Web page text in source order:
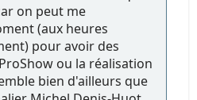
on peut me
(aux heures
pour avoir des
ou la réalisation
bien d'ailleurs que